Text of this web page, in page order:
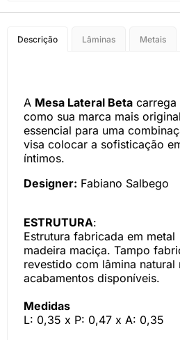
Descrição Lâminas Metais
A Mesa Lateral Beta carrega
como sua marca mais
essencial para uma
visa colocar a sofisticação
íntimos.
Designer: Fabiano Salbego
ESTRUTURA:
Estrutura fabricada em
madeira maciça. Tampo
revestido com lâmina natural
acabamentos disponíveis.
Medidas
L: 0,35 x P: 0,47 x A: 0,35